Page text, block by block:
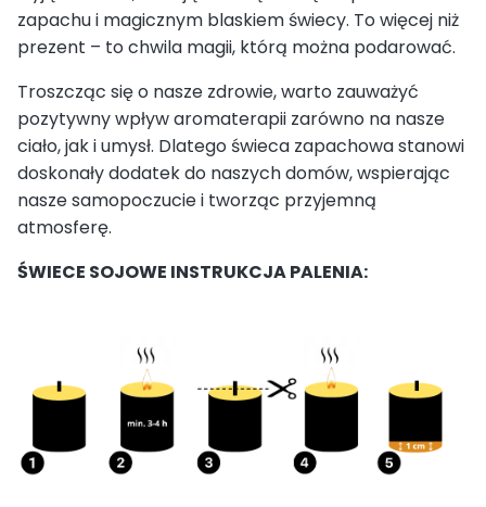
zapachu i magicznym blaskiem świecy. To więcej niż
prezent – to chwila magii, którą można podarować.
Troszcząc się o nasze zdrowie, warto zauważyć
pozytywny wpływ aromaterapii zarówno na nasze
ciało, jak i umysł. Dlatego świeca zapachowa stanowi
doskonały dodatek do naszych domów, wspierając
nasze samopoczucie i tworząc przyjemną
atmosferę.
ŚWIECE SOJOWE INSTRUKCJA PALENIA: